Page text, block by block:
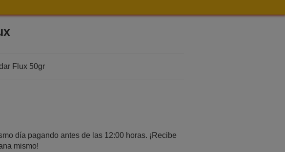
Flux 50gr
día pagando antes de las 12:00 horas. ¡Recibe
mismo!